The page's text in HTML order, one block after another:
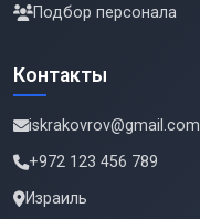
Подбор персонала
Контакты
iskrakovrov@gmail.com
+972 123 456 789
Израиль